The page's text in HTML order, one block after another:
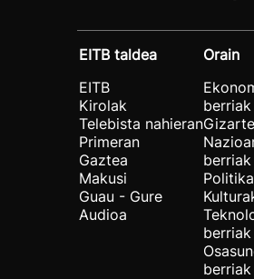
EITB taldea
EITB
Kirolak
Telebista nahieran
Primeran
Gaztea
Makusi
Guau - Gure
Audioa
Orain
berriak
berriak
berriak
berriak